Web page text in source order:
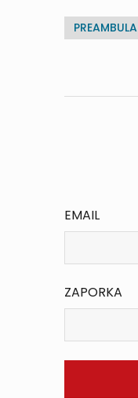
PREAMBULA
EMAIL
ZAPORKA